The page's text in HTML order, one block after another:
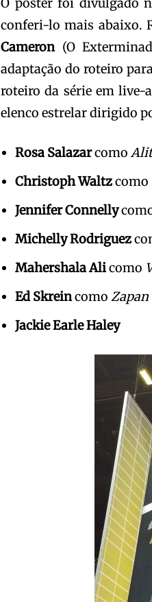
conferi-lo mais abaixo.
Cameron(O
adaptação do roteiro
roteiro da série em live-
elenco estrelar dirigido
Rosa Salazarcomo
Christoph Waltzcomo
Jennifer Connelly
Michelly Rodriguez
Mahershala Alicomo
Ed SkreincomoZapan
Jackie Earle Haley